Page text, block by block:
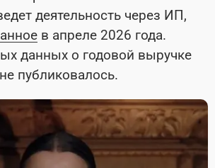
деятельность через ИП,
в апреле 2026 года.
данных о годовой выручке
публиковалось.